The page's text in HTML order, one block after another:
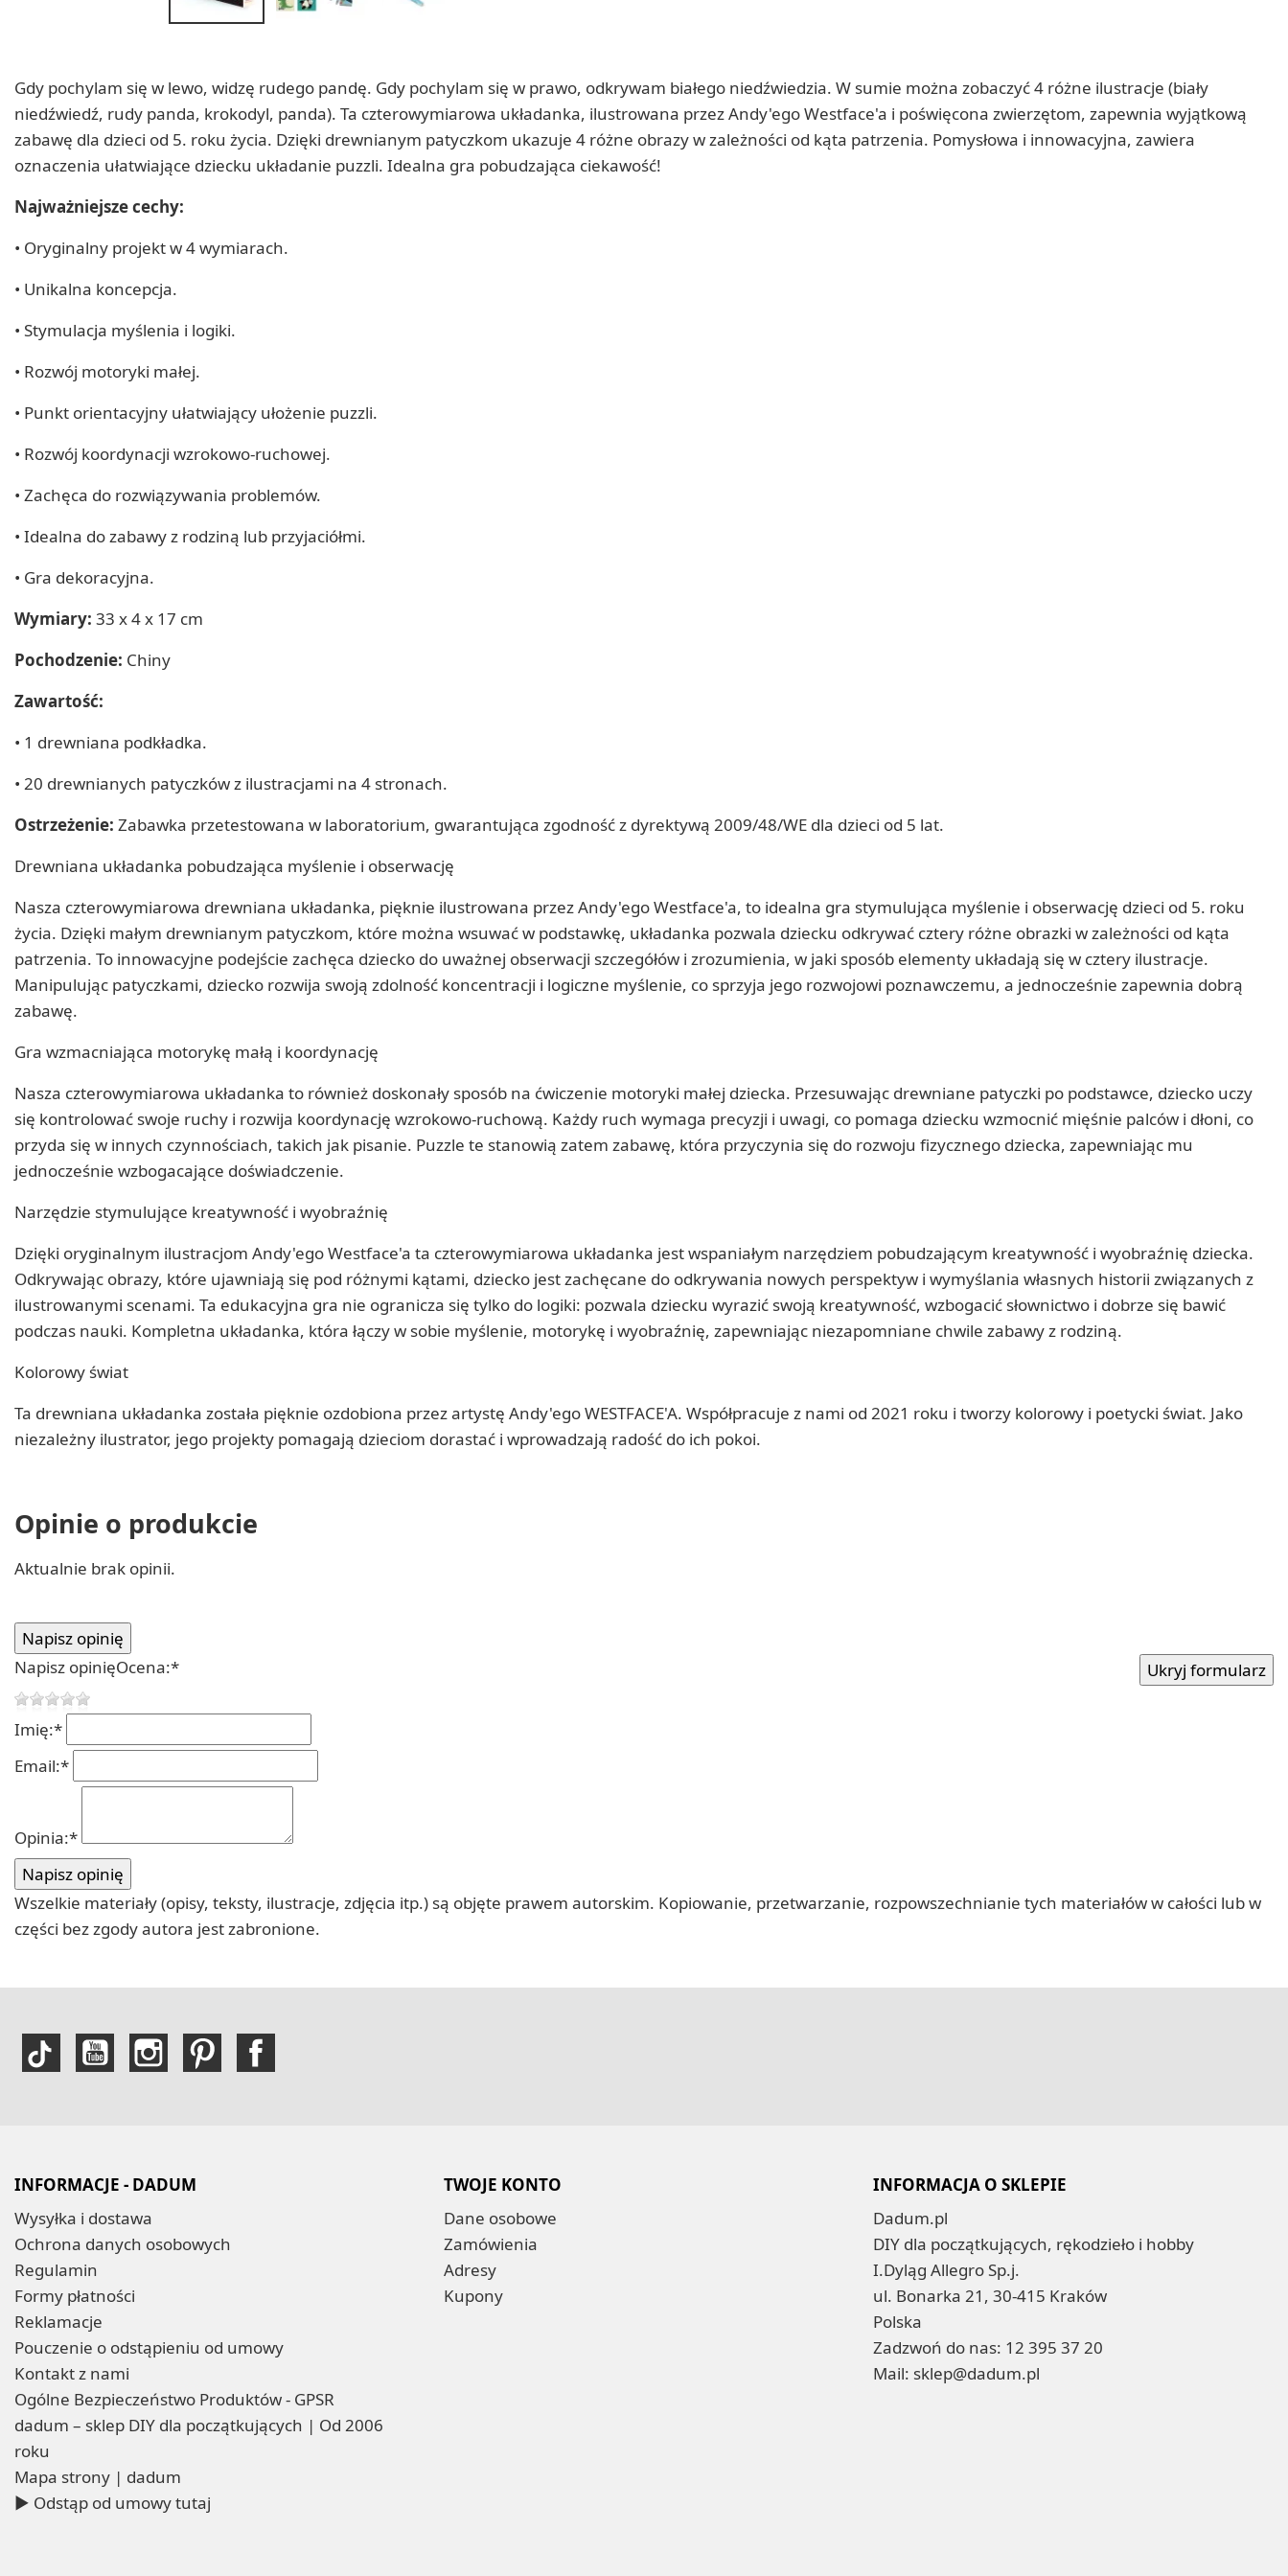
Gdy pochylam się w lewo, widzę rudego pandę. Gdy pochylam się w prawo, odkrywam białego niedźwiedzia. W sumie można zobaczyć 4 różne ilustracje (biały
niedźwiedź, rudy panda, krokodyl, panda). Ta czterowymiarowa układanka, ilustrowana przez Andy'ego Westface'a i poświęcona zwierzętom, zapewnia wyjątkową
zabawę dla dzieci od 5. roku życia. Dzięki drewnianym patyczkom ukazuje 4 różne obrazy w zależności od kąta patrzenia. Pomysłowa i innowacyjna, zawiera
oznaczenia ułatwiające dziecku układanie puzzli. Idealna gra pobudzająca ciekawość!
Najważniejsze cechy:
• Oryginalny projekt w 4 wymiarach.
• Unikalna koncepcja.
• Stymulacja myślenia i logiki.
• Rozwój motoryki małej.
• Punkt orientacyjny ułatwiający ułożenie puzzli.
• Rozwój koordynacji wzrokowo-ruchowej.
• Zachęca do rozwiązywania problemów.
• Idealna do zabawy z rodziną lub przyjaciółmi.
• Gra dekoracyjna.
Wymiary: 33 x 4 x 17 cm
Pochodzenie: Chiny
Zawartość:
• 1 drewniana podkładka.
• 20 drewnianych patyczków z ilustracjami na 4 stronach.
Ostrzeżenie: Zabawka przetestowana w laboratorium, gwarantująca zgodność z dyrektywą 2009/48/WE dla dzieci od 5 lat.
Drewniana układanka pobudzająca myślenie i obserwację
Nasza czterowymiarowa drewniana układanka, pięknie ilustrowana przez Andy'ego Westface'a, to idealna gra stymulująca myślenie i obserwację dzieci od 5. roku
życia. Dzięki małym drewnianym patyczkom, które można wsuwać w podstawkę, układanka pozwala dziecku odkrywać cztery różne obrazki w zależności od kąta
patrzenia. To innowacyjne podejście zachęca dziecko do uważnej obserwacji szczegółów i zrozumienia, w jaki sposób elementy układają się w cztery ilustracje.
Manipulując patyczkami, dziecko rozwija swoją zdolność koncentracji i logiczne myślenie, co sprzyja jego rozwojowi poznawczemu, a jednocześnie zapewnia dobrą
zabawę.
Gra wzmacniająca motorykę małą i koordynację
Nasza czterowymiarowa układanka to również doskonały sposób na ćwiczenie motoryki małej dziecka. Przesuwając drewniane patyczki po podstawce, dziecko uczy
się kontrolować swoje ruchy i rozwija koordynację wzrokowo-ruchową. Każdy ruch wymaga precyzji i uwagi, co pomaga dziecku wzmocnić mięśnie palców i dłoni, co
przyda się w innych czynnościach, takich jak pisanie. Puzzle te stanowią zatem zabawę, która przyczynia się do rozwoju fizycznego dziecka, zapewniając mu
jednocześnie wzbogacające doświadczenie.
Narzędzie stymulujące kreatywność i wyobraźnię
Dzięki oryginalnym ilustracjom Andy'ego Westface'a ta czterowymiarowa układanka jest wspaniałym narzędziem pobudzającym kreatywność i wyobraźnię dziecka.
Odkrywając obrazy, które ujawniają się pod różnymi kątami, dziecko jest zachęcane do odkrywania nowych perspektyw i wymyślania własnych historii związanych z
ilustrowanymi scenami. Ta edukacyjna gra nie ogranicza się tylko do logiki: pozwala dziecku wyrazić swoją kreatywność, wzbogacić słownictwo i dobrze się bawić
podczas nauki. Kompletna układanka, która łączy w sobie myślenie, motorykę i wyobraźnię, zapewniając niezapomniane chwile zabawy z rodziną.
Kolorowy świat
Ta drewniana układanka została pięknie ozdobiona przez artystę Andy'ego WESTFACE'A. Współpracuje z nami od 2021 roku i tworzy kolorowy i poetycki świat. Jako
niezależny ilustrator, jego projekty pomagają dzieciom dorastać i wprowadzają radość do ich pokoi.
Opinie o produkcie
Aktualnie brak opinii.
Napisz opinięOcena:*
Imię:*
Email:*
Opinia:*
Wszelkie materiały (opisy, teksty, ilustracje, zdjęcia itp.) są objęte prawem autorskim. Kopiowanie, przetwarzanie, rozpowszechnianie tych materiałów w całości lub w
części bez zgody autora jest zabronione.
INFORMACJE - DADUM
Wysyłka i dostawa
Ochrona danych osobowych
Regulamin
Formy płatności
Reklamacje
Pouczenie o odstąpieniu od umowy
Kontakt z nami
Ogólne Bezpieczeństwo Produktów - GPSR
dadum – sklep DIY dla początkujących | Od 2006
roku
Mapa strony | dadum
▶ Odstąp od umowy tutaj
TWOJE KONTO
Dane osobowe
Zamówienia
Adresy
Kupony
INFORMACJA O SKLEPIE
Dadum.pl
DIY dla początkujących, rękodzieło i hobby
I.Dyląg Allegro Sp.j.
ul. Bonarka 21, 30-415 Kraków
Polska
Zadzwoń do nas: 12 395 37 20
Mail: sklep@dadum.pl